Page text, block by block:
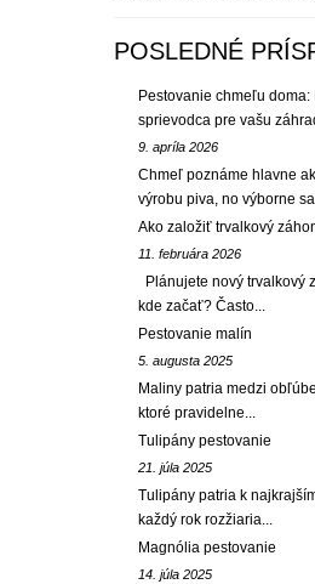
POSLEDNÉ
Pestovanie chmeľu doma:
sprievodca pre vašu
9. apríla 2026
Chmeľ poznáme hlavne
výrobu piva, no výborne
Ako založiť trvalkový
11. februára 2026
Plánujete nový trvalkový
kde začať? Často...
Pestovanie malín
5. augusta 2025
Maliny patria medzi
ktoré pravidelne...
Tulipány pestovanie
21. júla 2025
Tulipány patria k
každý rok rozžiaria...
Magnólia pestovanie
14. júla 2025